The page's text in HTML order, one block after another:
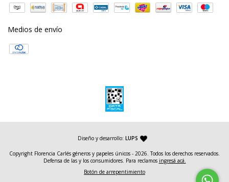
Medios de envío
Diseño y desarrollo: LUPS — agencia de diseño y desarrollo web
Copyright Florencia Carlés géneros y papeles únicos - 2026. Todos los derechos reservados.
Defensa de las y los consumidores. Para reclamos ingresá acá.
Botón de arrepentimiento